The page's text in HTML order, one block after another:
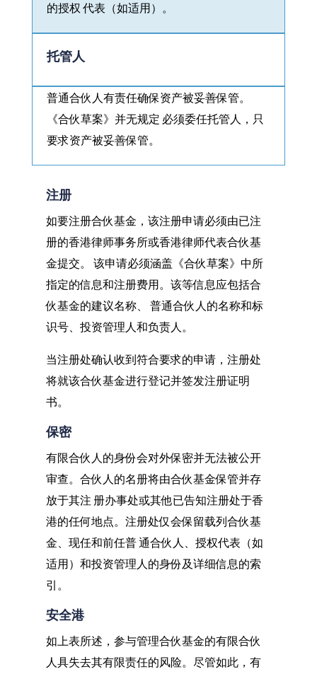
的授权 代表（如适用）。
托管人
普通合伙人有责任确保资产被妥善保管。
《合伙草案》并无规定 必须委任托管人，只
要求资产被妥善保管。
注册
如要注册合伙基金，该注册申请必须由已注
册的香港律师事务所或香港律师代表合伙基
金提交。 该申请必须涵盖《合伙草案》中所
指定的信息和注册费用。该等信息应包括合
伙基金的建议名称、 普通合伙人的名称和标
识号、投资管理人和负责人。
当注册处确认收到符合要求的申请，注册处
将就该合伙基金进行登记并签发注册证明
书。
保密
有限合伙人的身份会对外保密并无法被公开
审查。合伙人的名册将由合伙基金保管并存
放于其注 册办事处或其他已告知注册处于香
港的任何地点。注册处仅会保留载列合伙基
金、现任和前任普 通合伙人、授权代表（如
适用）和投资管理人的身份及详细信息的索
引。
安全港
如上表所述，参与管理合伙基金的有限合伙
人具失去其有限责任的风险。尽管如此，有